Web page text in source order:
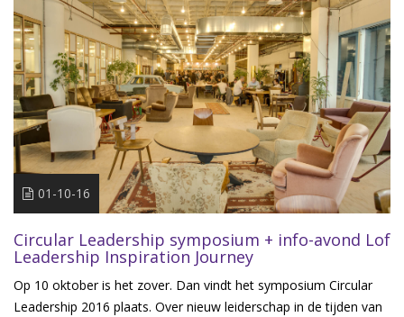
01-10-16
Circular Leadership symposium + info-avond Lof
Leadership Inspiration Journey
Op 10 oktober is het zover. Dan vindt het symposium Circular
Leadership 2016 plaats. Over nieuw leiderschap in de tijden van